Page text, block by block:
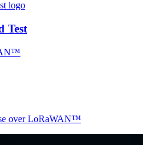
Test
over LoRaWAN™